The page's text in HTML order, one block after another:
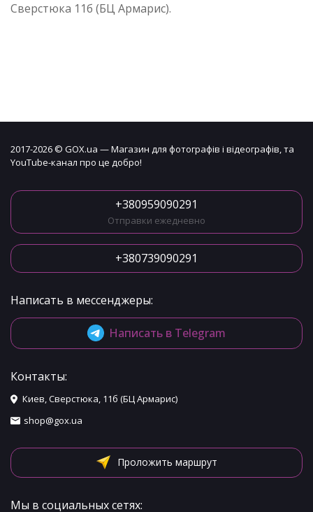
Сверстюка 11б (БЦ Армарис).
2017-2026 © GOX.ua — Магазин для фотографів і відеографів, та
YouTube-канал про це добро!
+380959090291
Отправки ежедневно
+380739090291
Написать в мессенджеры:
Написать в Telegram
Контакты:
Киев, Сверстюка, 11б (БЦ Армарис)
shop@gox.ua
Проложить маршрут
Мы в социальных сетях: